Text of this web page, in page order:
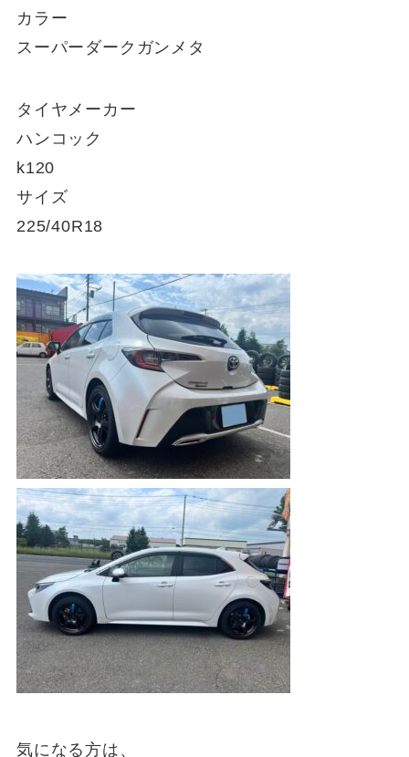
カラー
スーパーダークガンメタ
タイヤメーカー
ハンコック
k120
サイズ
225/40R18
気になる方は、